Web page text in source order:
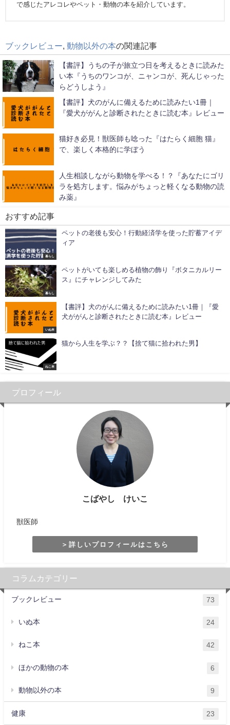
で感じたアレコレやペット・動物の本を紹介しています。
ブックレビュー 動物以外の本の関連記事
【書評】うちの子が旅立つ日を考えるときに読みた
い本『うちのワンコが、ニャンコが、死んじゃった
らどうしよう』
【書評】犬のがんに備えるために読みたい1冊｜
『愛犬ががんと診断されたときに読む本』レビュー
猫好き必見！獣医師も唸った『はたらく細胞 猫』
で、楽しく本格的に学ぼう
人生相談しながら動物を学べる！？『あなたにゴリ
ラを処方します。悩みがちょっと軽くなる動物の読
み薬』
おすすめ記事
暮らし
ペットの老後も安心！行動経済学を使った貯蓄アイデ
ィア
暮らし
ペットがいても楽しめる植物の飾り『ボタニカルリー
ス』にチャレンジしてみた
いぬ本
【書評】犬のがんに備えるために読みたい1冊｜『愛
犬ががんと診断されたときに読む本』レビュー
ねこ本
猫から人生を学ぶ？？【捨て猫に拾われた男】
プロフィール
こばやし けいこ
獣医師
＞詳しいプロフィールはこちら
コラムカテゴリー
ブックレビュー 73
いぬ本 24
ねこ本 42
ほかの動物の本 6
動物以外の本 9
健康 23